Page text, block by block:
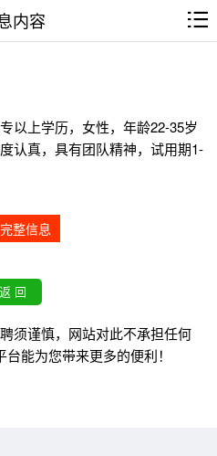
内容
以上学历，女性，年龄22-35岁
认真，具有团队精神，试用期1-
整信息
须谨慎，网站对此不承担任何
能为您带来更多的便利！